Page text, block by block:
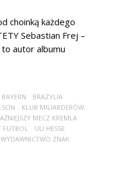
choinką każdego
Sebastian Frej –
autor albumu
BAYERN
BRAZYLIA
KLUB MILIARDERÓW
MECZ KREMLA
FUTBOL
ULI HESSE
WYDAWNICTWO ZNAK